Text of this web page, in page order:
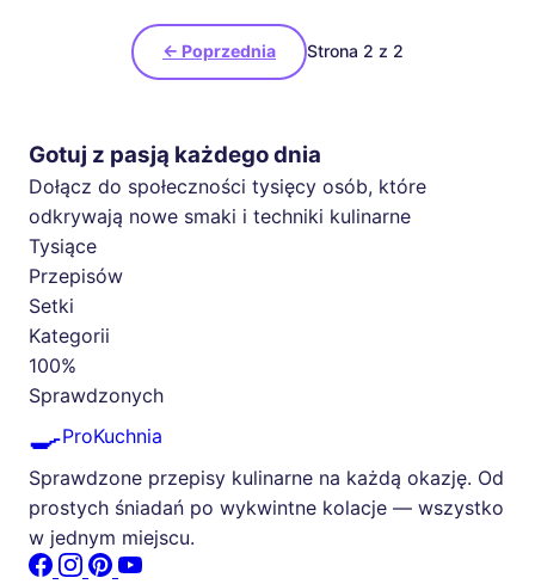
← Poprzednia Strona 2 z 2
Gotuj z pasją każdego dnia
Dołącz do społeczności tysięcy osób, które
odkrywają nowe smaki i techniki kulinarne
Tysiące
Przepisów
Setki
Kategorii
100%
Sprawdzonych
🍳ProKuchnia
Sprawdzone przepisy kulinarne na każdą okazję. Od
prostych śniadań po wykwintne kolacje — wszystko
w jednym miejscu.